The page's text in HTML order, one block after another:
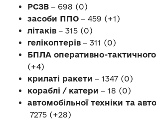
РСЗВ ‒ 698 (0)
засоби ППО ‒ 459 (+1)
літаків ‒ 315 (0)
гелікоптерів ‒ 311 (0)
БПЛА оперативно-тактичного
(+4)
крилаті ракети ‒ 1347 (0)
кораблі / катери ‒ 18 (0)
автомобільної техніки та
7275 (+28)